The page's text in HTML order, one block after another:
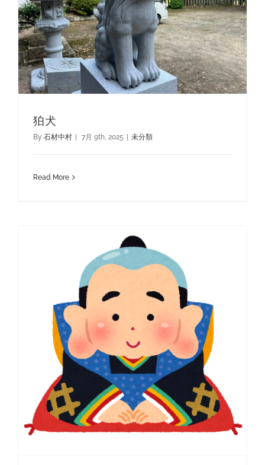
狛犬
By 石材中村 | 7月 9th, 2025 | 未分類
Read More